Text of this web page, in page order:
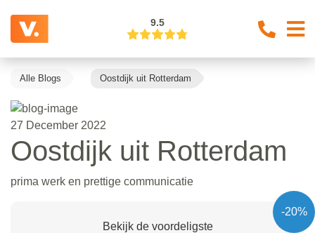
9.5
Alle Blogs Oostdijk uit Rotterdam
27 December 2022
Oostdijk uit Rotterdam
prima werk en prettige communicatie
-20%
Bekijk de voordeligste